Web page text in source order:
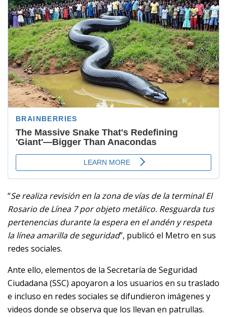
“Se realiza revisión en la zona de vías de la terminal El
Rosario de Línea 7 por objeto metálico. Resguarda tus
pertenencias durante la espera en el andén y respeta
la línea amarilla de seguridad”, publicó el Metro en sus
redes sociales.
Ante ello, elementos de la Secretaría de Seguridad
Ciudadana (SSC) apoyaron a los usuarios en su traslado
e incluso en redes sociales se difundieron imágenes y
videos donde se observa que los llevan en patrullas.